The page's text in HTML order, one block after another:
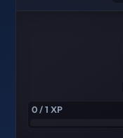
0 / 1 XP